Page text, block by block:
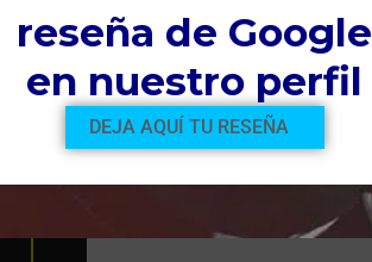
reseña de Google
en nuestro perfil
DEJA AQUÍ TU RESEÑA